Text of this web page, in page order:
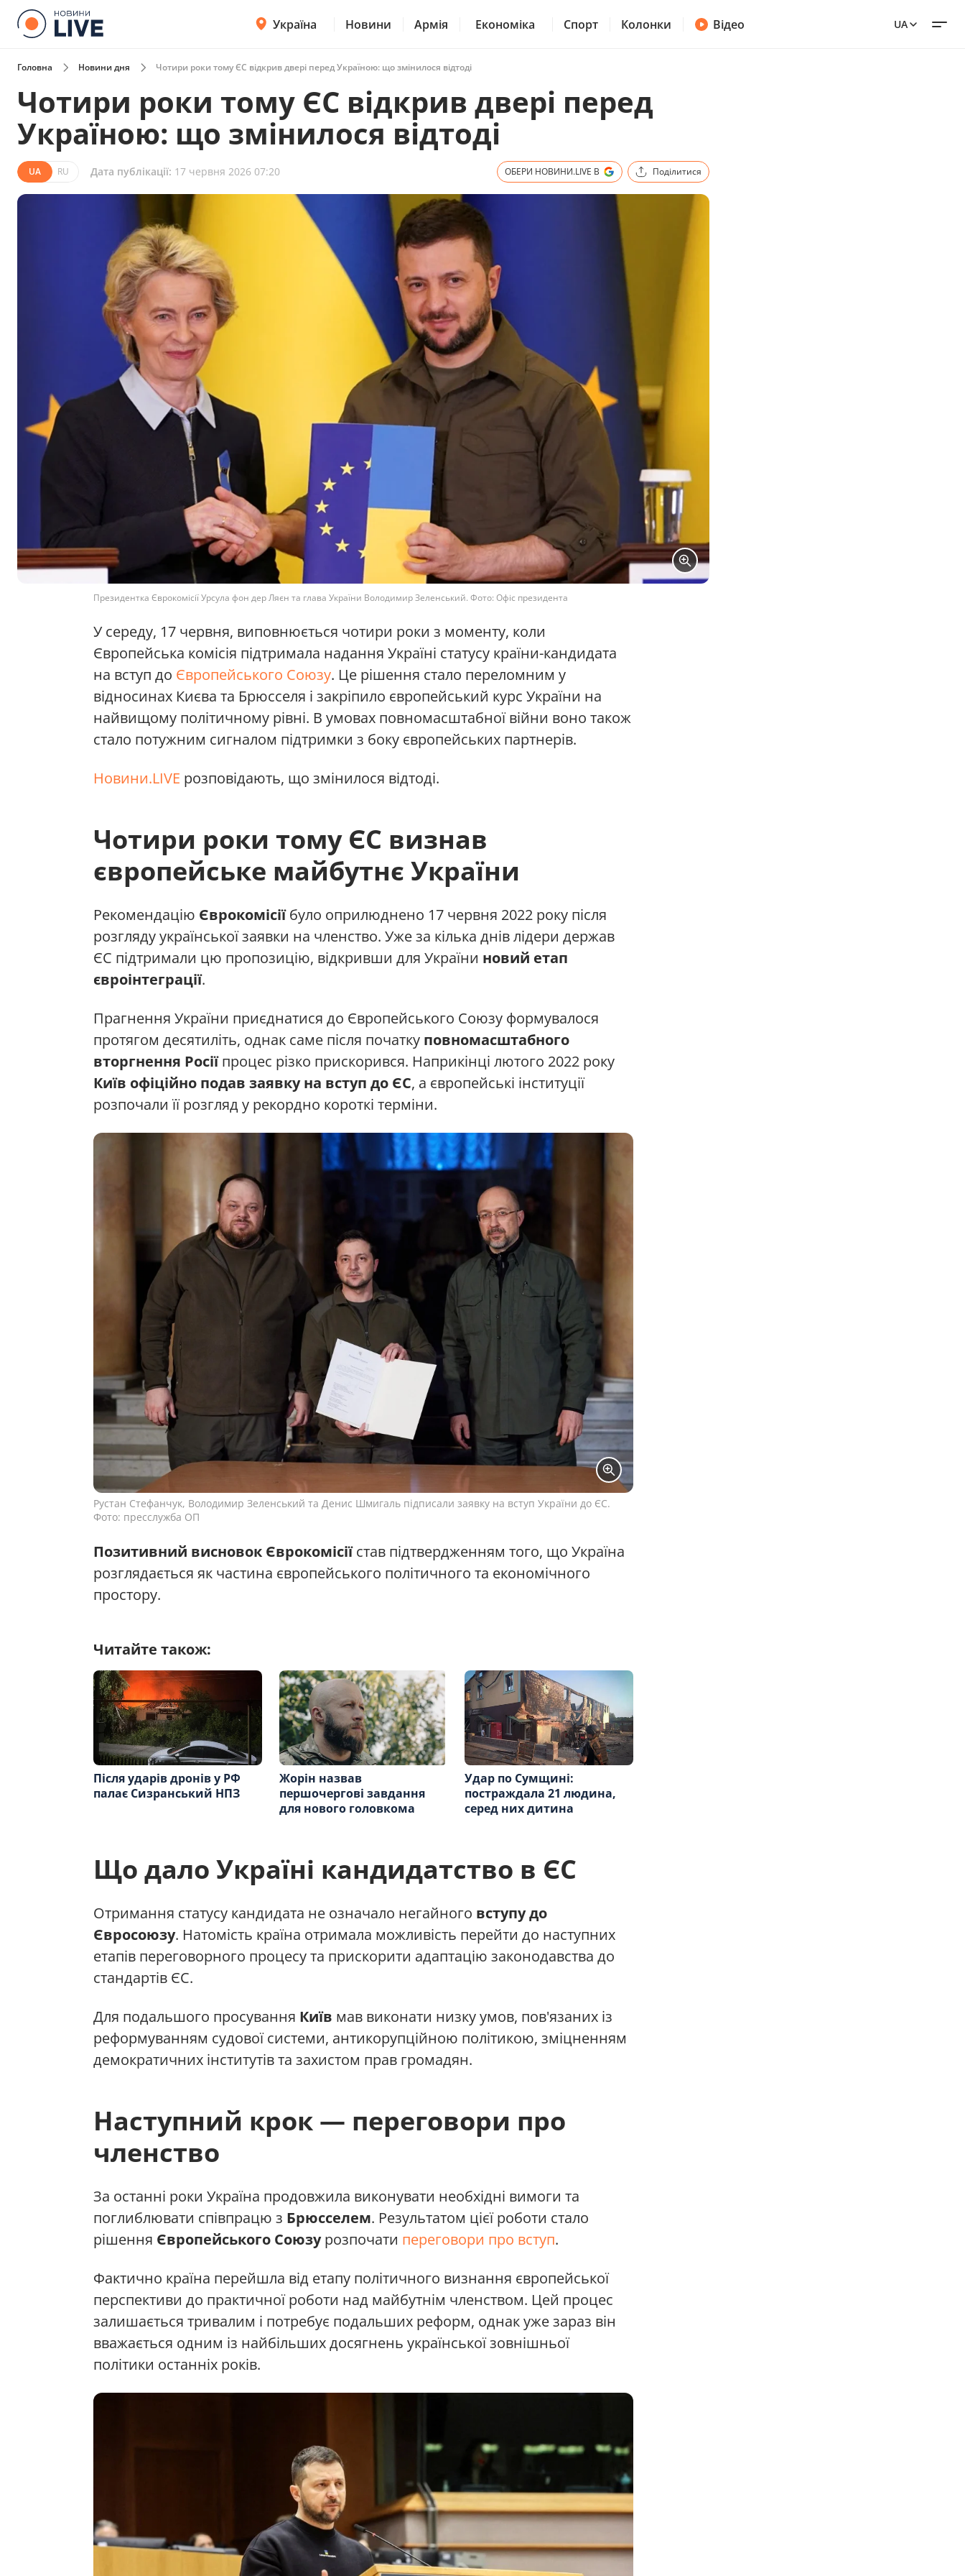
Україна Новини Армія Економіка Спорт Колонки Відео UA
Головна Новини дня Чотири роки тому ЄС відкрив двері перед Україною: що змінилося відтоді
Чотири роки тому ЄС відкрив двері перед
Україною: що змінилося відтоді
UA RU Дата публікації: 17 червня 2026 07:20 ОБЕРИ НОВИНИ.LIVE В Поділитися
Президентка Єврокомісії Урсула фон дер Ляєн та глава України Володимир Зеленський. Фото: Офіс президента
У середу, 17 червня, виповнюється чотири роки з моменту, коли
Європейська комісія підтримала надання Україні статусу країни-кандидата
на вступ до Європейського Союзу. Це рішення стало переломним у
відносинах Києва та Брюсселя і закріпило європейський курс України на
найвищому політичному рівні. В умовах повномасштабної війни воно також
стало потужним сигналом підтримки з боку європейських партнерів.
Новини.LIVE розповідають, що змінилося відтоді.
Чотири роки тому ЄС визнав
європейське майбутнє України
Рекомендацію Єврокомісіїбуло оприлюднено 17 червня 2022 року після
розгляду української заявки на членство. Уже за кілька днів лідери держав
ЄС підтримали цю пропозицію, відкривши для України новий етап
євроінтеграції.
Прагнення України приєднатися до Європейського Союзу формувалося
протягом десятиліть, однак саме після початку повномасштабного
вторгнення Росіїпроцес різко прискорився. Наприкінці лютого 2022 року
Київ офіційно подав заявку на вступ до ЄС, а європейські інституції
розпочали її розгляд у рекордно короткі терміни.
Рустан Стефанчук, Володимир Зеленський та Денис Шмигаль підписали заявку на вступ України до ЄС.
Фото: пресслужба ОП
Позитивний висновок Єврокомісіїстав підтвердженням того, що Україна
розглядається як частина європейського політичного та економічного
простору.
Читайте також:
Після ударів дронів у РФ
палає Сизранський НПЗ
Жорін назвав
першочергові завдання
для нового головкома
Удар по Сумщині:
постраждала 21 людина,
серед них дитина
Що дало Україні кандидатство в ЄС
Отримання статусу кандидата не означало негайного вступу до
Євросоюзу. Натомість країна отримала можливість перейти до наступних
етапів переговорного процесу та прискорити адаптацію законодавства до
стандартів ЄС.
Для подальшого просування Київ мав виконати низку умов, пов'язаних із
реформуванням судової системи, антикорупційною політикою, зміцненням
демократичних інститутів та захистом прав громадян.
Наступний крок — переговори про
членство
За останні роки Україна продовжила виконувати необхідні вимоги та
поглиблювати співпрацю з Брюсселем. Результатом цієї роботи стало
рішення Європейського Союзурозпочати переговори про вступ.
Фактично країна перейшла від етапу політичного визнання європейської
перспективи до практичної роботи над майбутнім членством. Цей процес
залишається тривалим і потребує подальших реформ, однак уже зараз він
вважається одним із найбільших досягнень української зовнішньої
політики останніх років.